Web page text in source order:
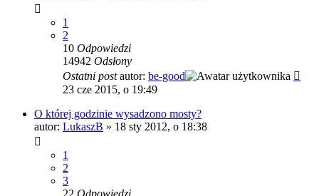
1
2
10 Odpowiedzi
14942 Odsłony
Ostatni postautor: be-good
23 cze 2015, o 19:49
O której godzinie wysadzono mosty?
autor: LukaszB » 18 sty 2012, o 18:38
1
2
3
22 Odpowiedzi